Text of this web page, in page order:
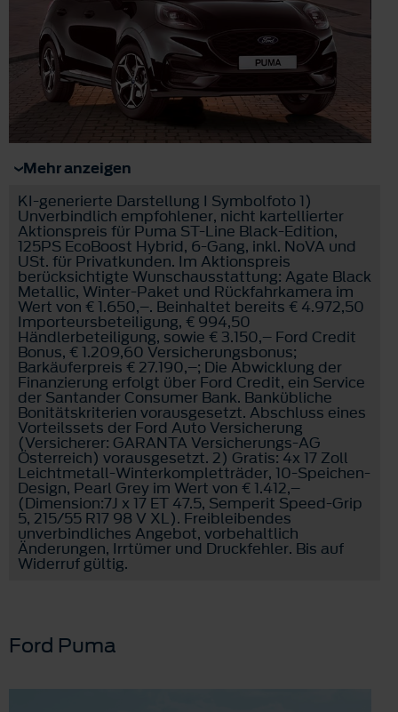
Mehr anzeigen
KI-generierte Darstellung I Symbolfoto 1)
Unverbindlich empfohlener, nicht kartellierter
Aktionspreis für Puma ST-Line Black-Edition,
125PS EcoBoost Hybrid, 6-Gang, inkl. NoVA und
USt. für Privatkunden. Im Aktionspreis
berücksichtigte Wunschausstattung: Agate Black
Metallic, Winter-Paket und Rückfahrkamera im
Wert von € 1.650,–. Beinhaltet bereits € 4.972,50
Importeursbeteiligung, € 994,50
Händlerbeteiligung, sowie € 3.150,– Ford Credit
Bonus, € 1.209,60 Versicherungsbonus;
Barkäuferpreis € 27.190,–; Die Abwicklung der
Finanzierung erfolgt über Ford Credit, ein Service
der Santander Consumer Bank. Bankübliche
Bonitätskriterien vorausgesetzt. Abschluss eines
Vorteilssets der Ford Auto Versicherung
(Versicherer: GARANTA Versicherungs-AG
Österreich) vorausgesetzt. 2) Gratis: 4x 17 Zoll
Leichtmetall-Winterkompletträder, 10-Speichen-
Design, Pearl Grey im Wert von € 1.412,–
(Dimension:7J x 17 ET 47.5, Semperit Speed-Grip
5, 215/55 R17 98 V XL). Freibleibendes
unverbindliches Angebot, vorbehaltlich
Änderungen, Irrtümer und Druckfehler. Bis auf
Widerruf gültig.
Ford Puma